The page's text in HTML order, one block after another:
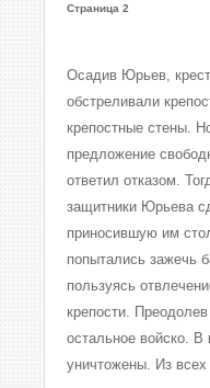
Страница 2
Осадив Юрьев,
обстреливали
крепостные стены.
предложение
ответил отказом.
защитники Юрьева
приносившую им
попытались зажечь
пользуясь
крепости.
остальное войско.
уничтожены. Из